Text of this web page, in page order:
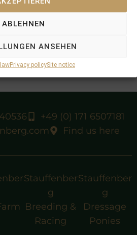
ABLEHNEN
ANSEHEN
Privacy policySite notice
+49 (0) 171 6507181
Find us here
Stauffenber
g
Breeding &
Racing
Stauffenber
g
Dressage
Ponies